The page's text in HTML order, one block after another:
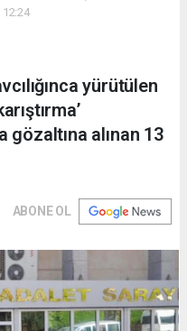
12:24
yürütülen
gözaltına alınan 13
ABONE OL